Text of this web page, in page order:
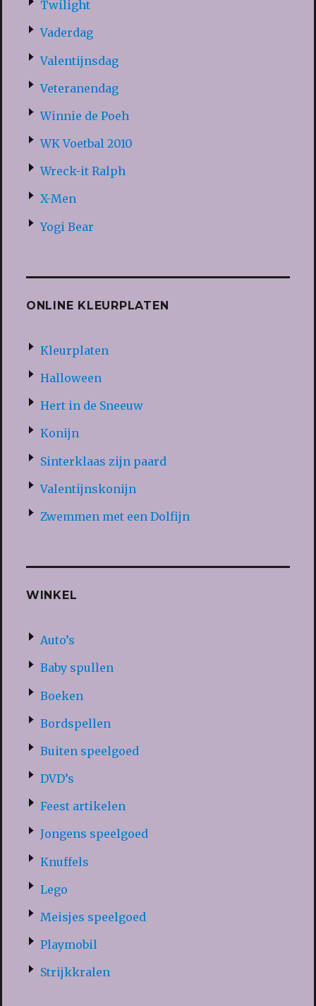
Twilight
Vaderdag
Valentijnsdag
Veteranendag
Winnie de Poeh
WK Voetbal 2010
Wreck-it Ralph
X-Men
Yogi Bear
ONLINE KLEURPLATEN
Kleurplaten
Halloween
Hert in de Sneeuw
Konijn
Sinterklaas zijn paard
Valentijnskonijn
Zwemmen met een Dolfijn
WINKEL
Auto’s
Baby spullen
Boeken
Bordspellen
Buiten speelgoed
DVD’s
Feest artikelen
Jongens speelgoed
Knuffels
Lego
Meisjes speelgoed
Playmobil
Strijkkralen